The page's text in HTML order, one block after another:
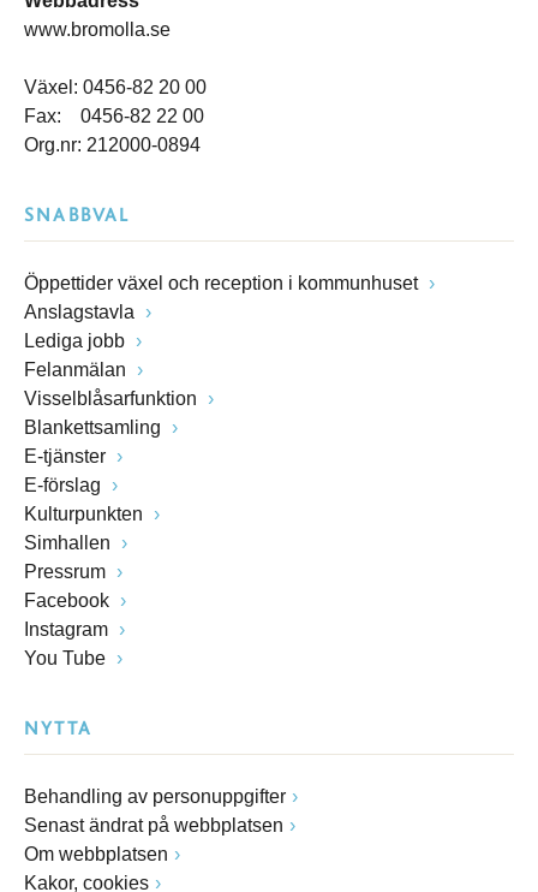
www.bromolla.se
Växel: 0456-82 20 00
Fax: 0456-82 22 00
Org.nr: 212000-0894
SNABBVAL
Öppettider växel och reception i kommunhuset
Anslagstavla
Lediga jobb
Felanmälan
Visselblåsarfunktion
Blankettsamling
E-tjänster
E-förslag
Kulturpunkten
Simhallen
Pressrum
Facebook
Instagram
You Tube
NYTTA
Behandling av personuppgifter
Senast ändrat på webbplatsen
Om webbplatsen
Kakor, cookies